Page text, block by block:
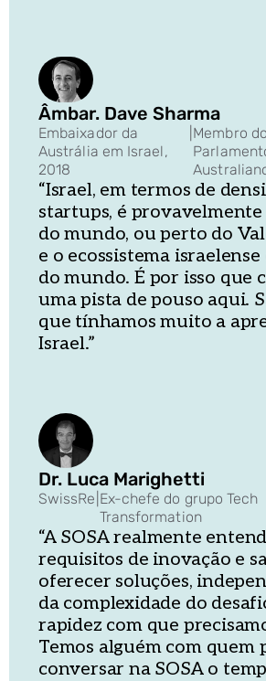
Âmbar. Dave Sharma
Embaixador da
Austrália em Israel,
2018
Membro do
“Israel, em termos de
startups, é provavelmente
do mundo, ou perto do
e o ecossistema
do mundo. É por isso que
uma pista de pouso aqui.
que tínhamos muito a
Israel.”
Dr. Luca Marighetti
SwissRe Ex-chefe do grupo Tech
Transformation
“A SOSA realmente
requisitos de inovação e
oferecer soluções,
da complexidade do
rapidez com que
Temos alguém com quem
conversar na SOSA o